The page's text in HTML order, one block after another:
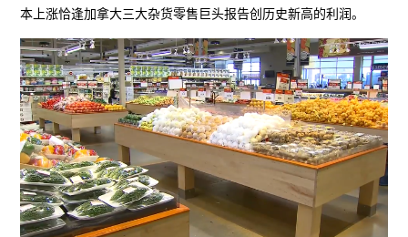
本上涨恰逢加拿大三大杂货零售巨头报告创历史新高的利润。